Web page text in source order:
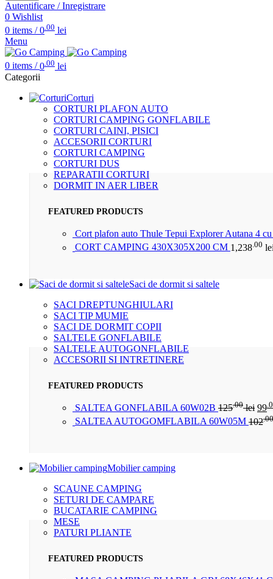
Autentificare / Inregistrare
0 Wishlist
0 items / 0.00 lei
Menu
0 items / 0 .00 lei
Categorii
Corturi
CORTURI PLAFON AUTO
CORTURI CAMPING GONFLABILE
CORTURI CAINI, PISICI
ACCESORII CORTURI
CORTURI CAMPING
CORTURI DUS
REPARATII CORTURI
DORMIT IN AER LIBER
FEATURED PRODUCTS
Cort plafon auto Thule Tepui Explorer Autana 4
CORT CAMPING 430X305X200 CM 1,238 .00
Saci de dormit si saltele
SACI DREPTUNGHIULARI
SACI TIP MUMIE
SACI DE DORMIT COPII
SALTELE GONFLABILE
SALTELE AUTOGONFLABILE
ACCESORII SI INTRETINERE
FEATURED PRODUCTS
SALTEA GONFLABILA 60W02B 125.00 lei 99
SALTEA AUTOGOMFLABILA 60W05M 102.00
Mobilier camping
SCAUNE CAMPING
SETURI DE CAMPARE
BUCATARIE CAMPING
MESE
PATURI PLIANTE
FEATURED PRODUCTS